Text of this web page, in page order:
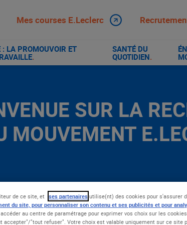
Mes courses E.Leclerc
LA PROMOUVOIR ET
.
SANTÉ DU
QUOTIDIEN.
SUR LA
MOUVEMENT
de ce site, et ses partenaires utilise(nt) des cookies pour s'assurer
du site, pour personnaliser son contenu et ses publicités et pour
accéder au centre de paramétrage pour exprimer vos choix sur les
accepter"/"tout refuser". Votre choix est valable uniquement sur ce site